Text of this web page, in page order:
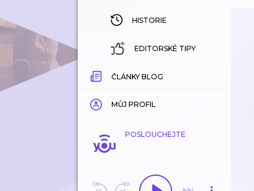
HISTORIE
EDITORSKÉ TIPY
ČLÁNKY BLOG
MŮJ PROFIL
POSLOUCHEJTE